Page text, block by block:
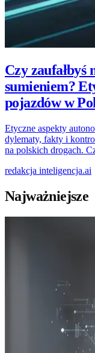
Czy zaufałbyś
sumieniem?
pojazdów w
Etyczne aspekty
dylematy, fakty i
na polskich drogach.
redakcja inteligencja.ai
Najważniejsze